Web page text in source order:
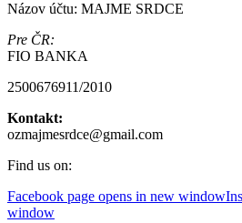
Názov účtu: MAJME SRDCE
Pre ČR:
FIO BANKA
2500676911/2010
Kontakt:
ozmajmesrdce@gmail.com
Find us on:
Facebook page opens in new window
window